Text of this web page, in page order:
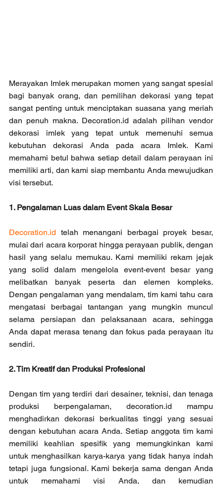
Merayakan Imlek merupakan momen yang sangat spesial
bagi banyak orang, dan pemilihan dekorasi yang tepat
sangat penting untuk menciptakan suasana yang meriah
dan penuh makna. Decoration.id adalah pilihan vendor
dekorasi imlek yang tepat untuk memenuhi semua
kebutuhan dekorasi Anda pada acara Imlek. Kami
memahami betul bahwa setiap detail dalam perayaan ini
memiliki arti, dan kami siap membantu Anda mewujudkan
visi tersebut.
1. Pengalaman Luas dalam Event Skala Besar
Decoration.id telah menangani berbagai proyek besar,
mulai dari acara korporat hingga perayaan publik, dengan
hasil yang selalu memukau. Kami memiliki rekam jejak
yang solid dalam mengelola event-event besar yang
melibatkan banyak peserta dan elemen kompleks.
Dengan pengalaman yang mendalam, tim kami tahu cara
mengatasi berbagai tantangan yang mungkin muncul
selama persiapan dan pelaksanaan acara, sehingga
Anda dapat merasa tenang dan fokus pada perayaan itu
sendiri.
2. Tim Kreatif dan Produksi Profesional
Dengan tim yang terdiri dari desainer, teknisi, dan tenaga
produksi berpengalaman, decoration.id mampu
menghadirkan dekorasi berkualitas tinggi yang sesuai
dengan kebutuhan acara Anda. Setiap anggota tim kami
memiliki keahlian spesifik yang memungkinkan kami
untuk menghasilkan karya-karya yang tidak hanya indah
tetapi juga fungsional. Kami bekerja sama dengan Anda
untuk memahami visi Anda, dan kemudian